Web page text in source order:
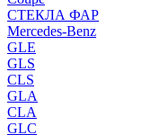
СТЕКЛА ФАР
Mercedes-Benz
GLE
GLS
CLS
GLA
CLA
GLC